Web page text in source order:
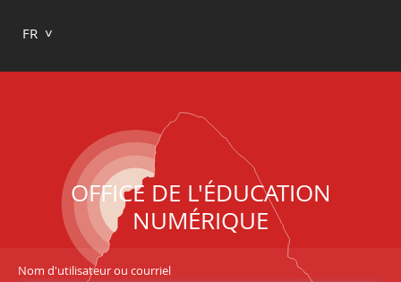
FR
OFFICE DE L'ÉDUCATION
NUMÉRIQUE
Nom d'utilisateur ou courriel